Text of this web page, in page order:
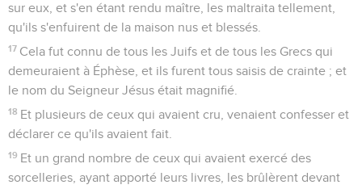
sur eux, et s'en étant rendu maître, les maltraita tellement,
qu'ils s'enfuirent de la maison nus et blessés.
17 Cela fut connu de tous les Juifs et de tous les Grecs qui
demeuraient à Éphèse, et ils furent tous saisis de crainte ; et
le nom du Seigneur Jésus était magnifié.
18 Et plusieurs de ceux qui avaient cru, venaient confesser et
déclarer ce qu'ils avaient fait.
19 Et un grand nombre de ceux qui avaient exercé des
sorcelleries, ayant apporté leurs livres, les brûlèrent devant